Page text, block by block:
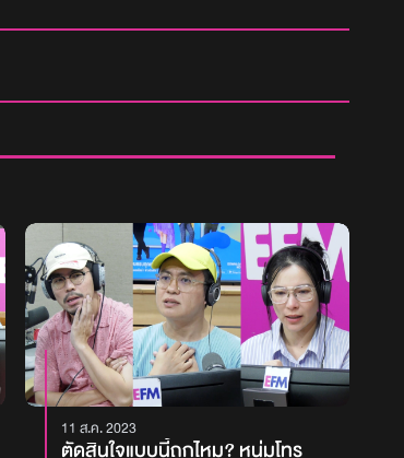
11 ส.ค. 2023
ตัดสินใจแบบนี้ถูกไหม? หนุ่มโทร